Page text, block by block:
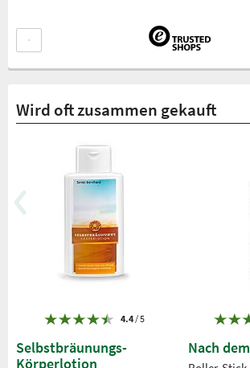
Wird oft zusammen gekauft
4.4/ 5
Selbstbräunungs-
Körperlotion
Nach